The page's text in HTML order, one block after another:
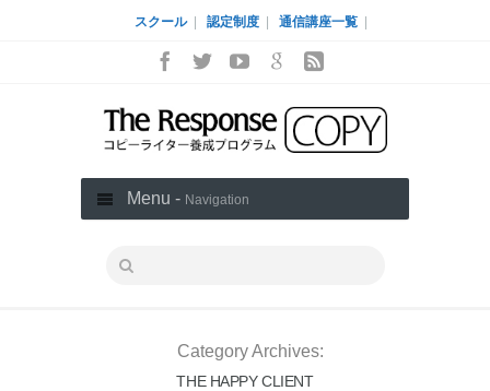
スクール 認定制度 通信講座一覧
Menu - Navigation
Category Archives:
THE HAPPY CLIENT